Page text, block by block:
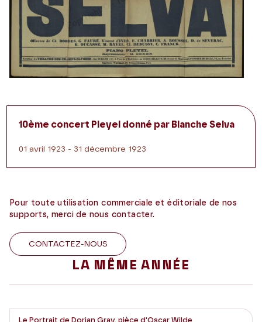
10ème concert Pleyel donné par Blanche Selva
01 avril 1923 - 31 décembre 1923
Pour toute utilisation commerciale et éditoriale de nos
supports, merci de nous contacter.
CONTACTEZ-NOUS
LA MÊME ANNÉE